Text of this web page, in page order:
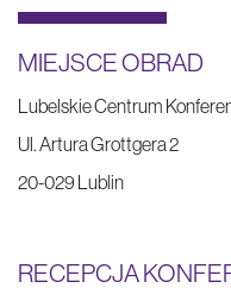
MIEJSCE OBRAD
Lubelskie Centrum
Ul. Artura Grottgera 2
20-029 Lublin
RECEPCJA